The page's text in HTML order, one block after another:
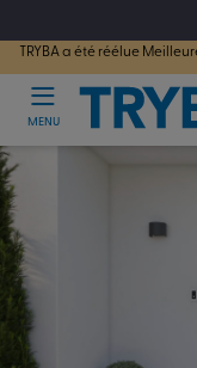
Les jours tentation :
MENU